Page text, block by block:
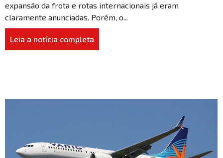
expansão da frota e rotas internacionais já eram
claramente anunciadas. Porém, o...
Leia a notícia completa